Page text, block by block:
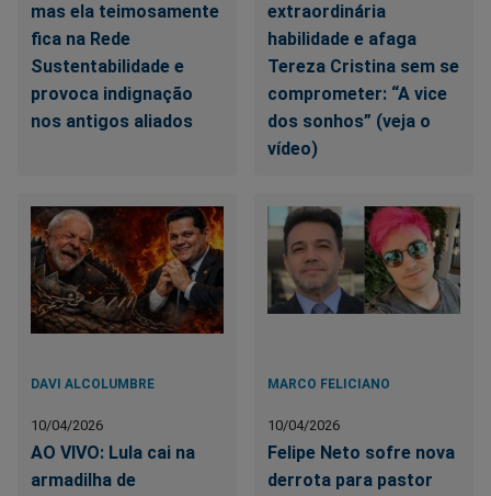
mas ela teimosamente
fica na Rede
Sustentabilidade e
provoca indignação
nos antigos aliados
extraordinária
habilidade e afaga
Tereza Cristina sem se
comprometer: “A vice
dos sonhos” (veja o
vídeo)
DAVI ALCOLUMBRE
10/04/2026
AO VIVO: Lula cai na
armadilha de
MARCO FELICIANO
10/04/2026
Felipe Neto sofre nova
derrota para pastor